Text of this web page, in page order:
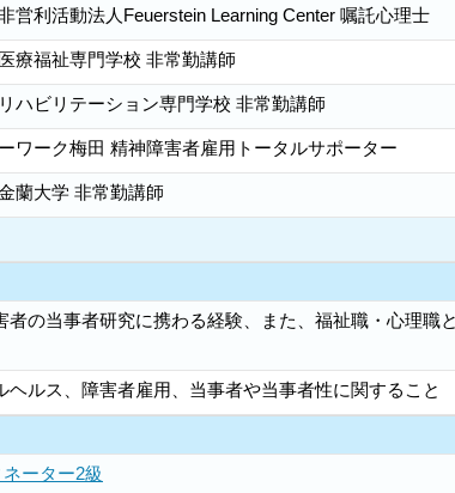
営利活動法人Feuerstein Learning Center 嘱託心理士
療福祉専門学校 非常勤講師
ハビリテーション専門学校 非常勤講師
ワーク梅田 精神障害者雇用トータルサポーター
蘭大学 非常勤講師
の当事者研究に携わる経験、また、福祉職・心理
ルス、障害者雇用、当事者や当事者性に関すること
ーター2級